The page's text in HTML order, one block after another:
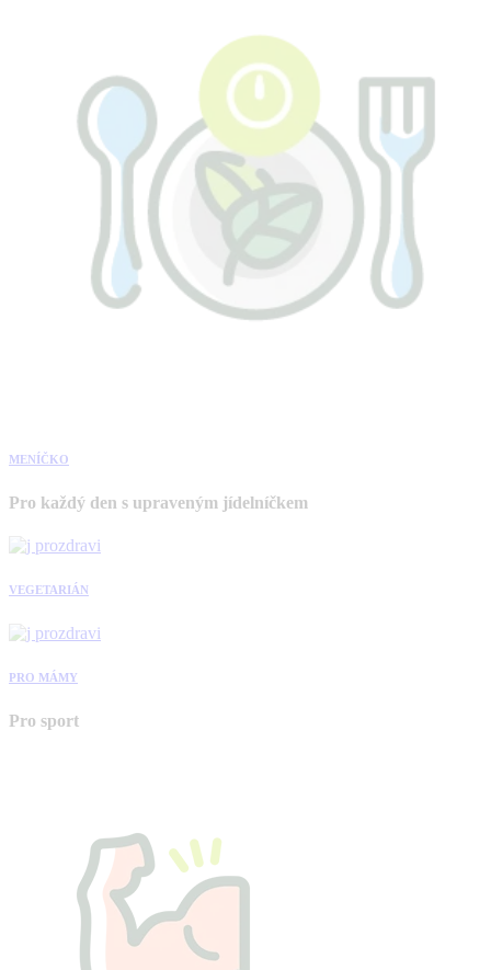
MENÍČKO
Pro každý den s upraveným jídelníčkem
VEGETARIÁN
PRO MÁMY
Pro sport